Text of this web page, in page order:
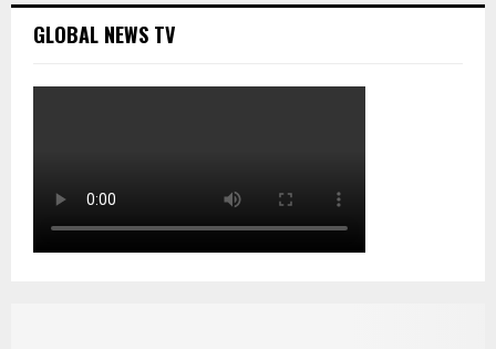
GLOBAL NEWS TV